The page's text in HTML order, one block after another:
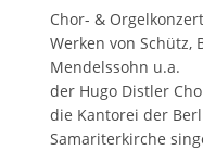
Chor- &
Werken von Schütz,
Mendelssohn u.a.
der Hugo Distler
die Kantorei der
Samariterkirche